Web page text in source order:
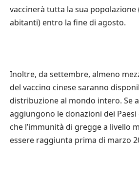
vaccinerà tutta la sua popolazione
abitanti) entro la fine di agosto.
Inoltre, da settembre, almeno
del vaccino cinese saranno
distribuzione al mondo intero. Se
aggiungono le donazioni dei Paesi
che l’immunità di gregge a livello
essere raggiunta prima di marzo